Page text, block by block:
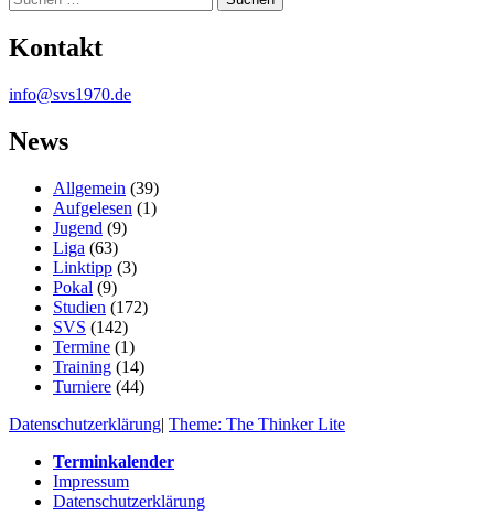
Kontakt
info@svs1970.de
News
Allgemein (39)
Aufgelesen (1)
Jugend (9)
Liga (63)
Linktipp (3)
Pokal (9)
Studien (172)
SVS (142)
Termine (1)
Training (14)
Turniere (44)
Datenschutzerklärung| Theme: The Thinker Lite
Terminkalender
Impressum
Datenschutzerklärung